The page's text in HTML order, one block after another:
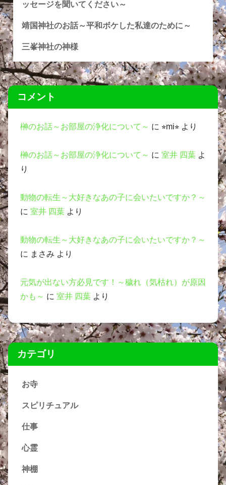
ッセージを聞いてください～
靖国神社のお話～平和ボケした私達のために～
三峯神社の神様
コメント
榊のお話～お部屋の浄化について～ に ⭐︎mi⭐︎ より
榊のお話～お部屋の浄化について～ に 室井 四葉 よ
り
動物の転生～大好きなあの子に会いたいですか？～
に 室井 四葉 より
動物の転生～大好きなあの子に会いたいですか？～
に まさみ より
元気が出ない方必見です！～穢れ（気枯れ）が原因
かも～ に 室井 四葉 より
カテゴリ
お寺
スピリチュアル
仕事
心霊
神棚